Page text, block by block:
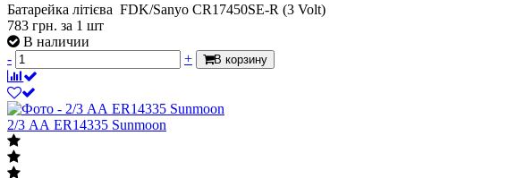
Батарейка літієва FDK/Sanyo CR17450SE-R (3 Volt)
783 грн. за 1 шт
В наличии
-
+ В корзину
2/3 АА ER14335 Sunmoon